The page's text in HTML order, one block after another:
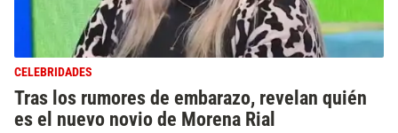
CELEBRIDADES
Tras los rumores de embarazo, revelan quién
es el nuevo novio de Morena Rial